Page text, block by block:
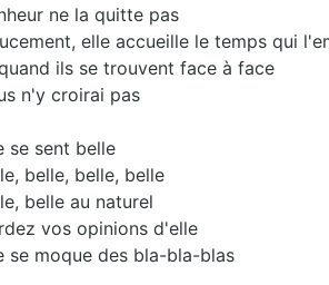
ne la quitte pas
elle accueille le temps qui
ils se trouvent face à face
n'y croirai pas
se sent belle
belle, belle, belle
belle au naturel
vos opinions d'elle
se moque des bla-bla-blas